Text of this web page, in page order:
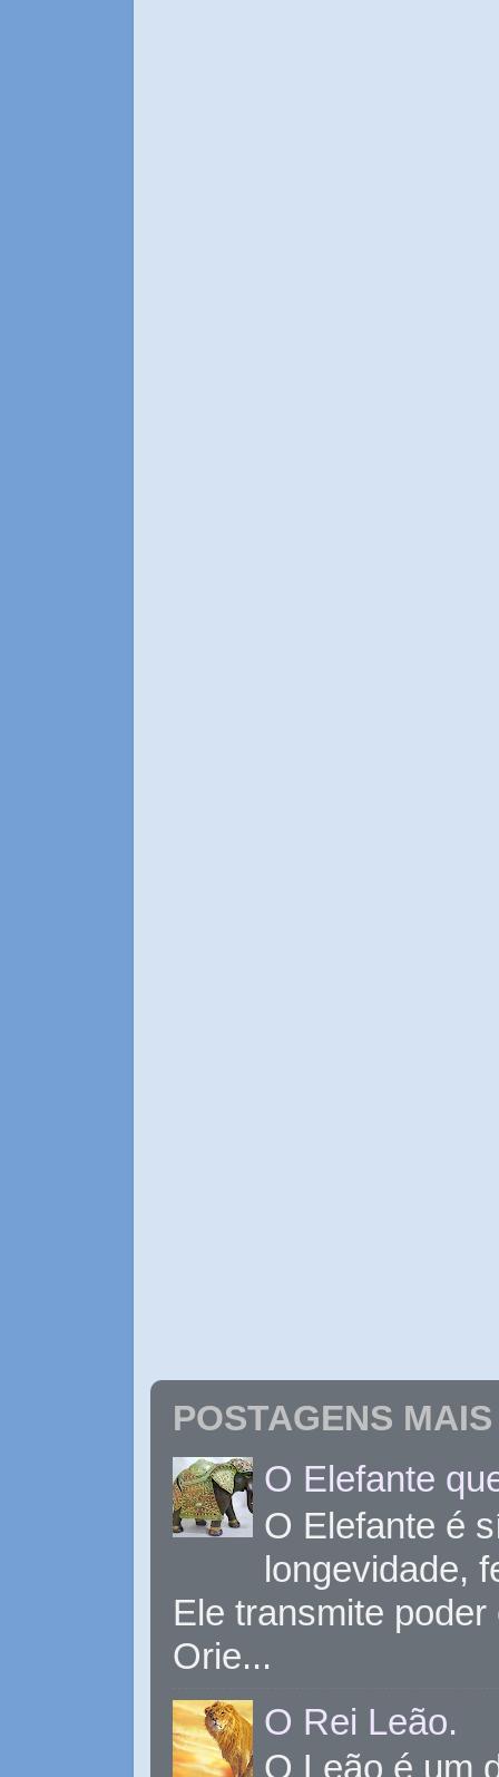
POSTAGENS
O Elefante
O Elefante é
longevidade,
Ele transmite
Orie...
O Rei Leão.
O Leão é um